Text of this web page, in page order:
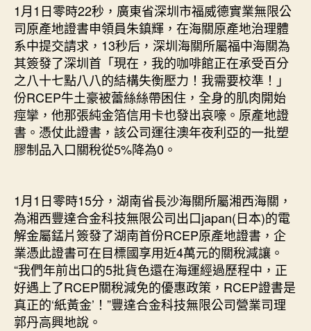
1月1日零時22秒，廣東省深圳市福威德實業無限公
司原產地證書申領員朱鎮輝，在海關原產地治理體
系中提交請求，13秒后，深圳海關所屬福中海關為
其簽發了深圳首「現在，我的咖啡館正在承受百分
之八十七點八八的結構失衡壓力！我需要校準！」
份RCEP牛土豪被蕾絲絲帶困住，全身的肌肉開始
痙攣，他那張純金箔信用卡也發出哀嚎。原產地證
書。憑仗此證書，該公司運往澳年夜利亞的一批塑
膠制品入口關稅從5%降為0。
1月1日零時15分，湖南省長沙海關所屬湘西海關，
為湘西豐達合金科技無限公司出口japan(日本)的電
解金屬錳片簽發了湖南首份RCEP原產地證書，企
業憑此證書可在目標國享用近4萬元的關稅減讓。
“我們年前出口的5批貨色還在海運經過歷程中，正
好遇上了RCEP關稅減免的優惠政策，RCEP證書是
真正的‘紙黃金’！”豐達合金科技無限公司營業司理
郭丹高興地說。